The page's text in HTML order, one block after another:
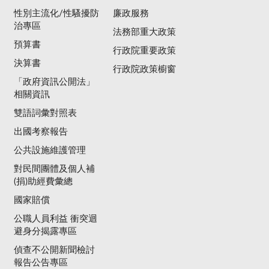
性別主流化/性騷擾防
治專區
預算書
決算書
「政府資訊公開法」
相關資訊
雙語詞彙對照表
出國考察報告
公共設施維護管理
對民間團體及個人補
(捐)助經費彙總
國家賠償
公職人員利益 衝突迴
避身分揭露專區
偵查不公開新聞檢討
報告公告專區
廉政服務
法務部重大政策
行政院重要政策
行政院政策櫥窗